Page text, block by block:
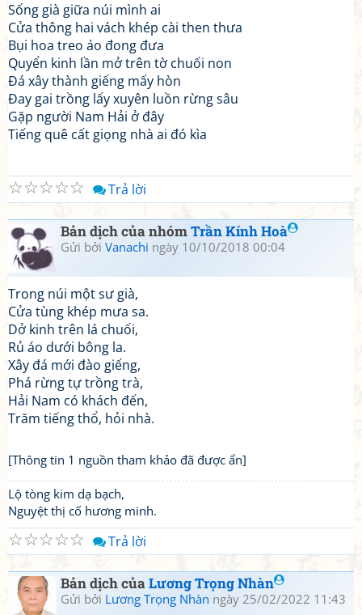
Sống già giữa núi mình ai
Cửa thông hai vách khép cài then thưa
Bụi hoa treo áo đong đưa
Quyển kinh lần mở trên tờ chuối non
Đá xây thành giếng mấy hòn
Đay gai trồng lấy xuyên luồn rừng sâu
Gặp người Nam Hải ở đây
Tiếng quê cất giọng nhà ai đó kìa
☆
☆
☆
☆
☆ Trả lời
Bản dịch của nhómTrần Kính Hoà
Gửi bởi Vanachi ngày 10/10/2018 00:04
Trong núi một sư già,
Cửa tùng khép mưa sa.
Dở kinh trên lá chuối,
Rủ áo dưới bông la.
Xây đá mới đào giếng,
Phá rừng tự trồng trà,
Hải Nam có khách đến,
Trăm tiếng thổ, hỏi nhà.
[Thông tin 1 nguồn tham khảo đã được ẩn]
Lộ tòng kim dạ bạch,
Nguyệt thị cố hương minh.
☆
☆
☆
☆
☆ Trả lời
Bản dịch củaLương Trọng Nhàn
Gửi bởi Lương Trọng Nhàn ngày 25/02/2022 11:43